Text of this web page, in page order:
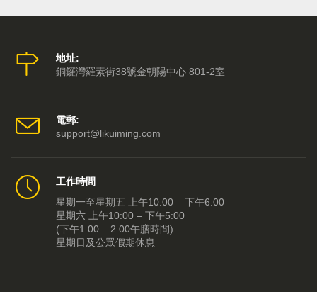
地址:
銅鑼灣羅素街38號金朝陽中心 801-2室
電郵:
support@likuiming.com
工作時間
星期一至星期五 上午10:00 – 下午6:00
星期六 上午10:00 – 下午5:00
(下午1:00 – 2:00午膳時間)
星期日及公眾假期休息